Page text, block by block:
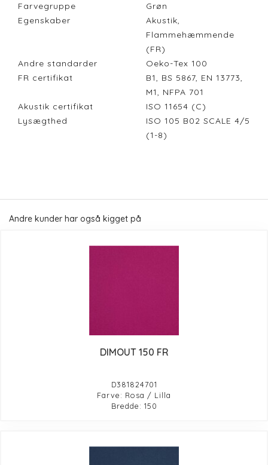
Farvegruppe
Grøn
Egenskaber
Akustik,
Flammehæmmende
(FR)
Andre standarder
Oeko-Tex 100
FR certifikat
B1, BS 5867, EN 13773,
M1, NFPA 701
Akustik certifikat
ISO 11654 (C)
Lysægthed
ISO 105 B02 SCALE 4/5
(1-8)
Andre kunder har også kigget på
DIMOUT 150 FR
D381824701
Farve: Rosa / Lilla
Bredde: 150